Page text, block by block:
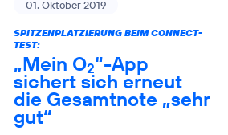
01. Oktober 2019
SPITZENPLATZIERUNG BEIM CONNECT-
TEST:
„Mein O2“-App
sichert sich erneut
die Gesamtnote „sehr
gut“